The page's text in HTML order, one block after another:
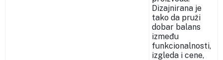
Dizajnirana je
tako da pruži
dobar balans
između
funkcionalnosti,
izgleda i cene,